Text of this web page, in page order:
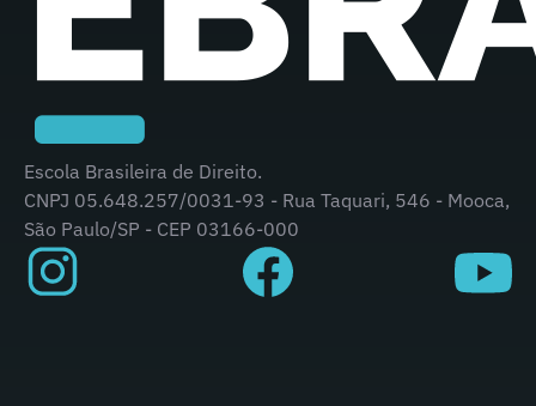
Escola Brasileira de Direito.
CNPJ 05.648.257/0031-93 - Rua Taquari, 546 - Mooca,
São Paulo/SP - CEP 03166-000